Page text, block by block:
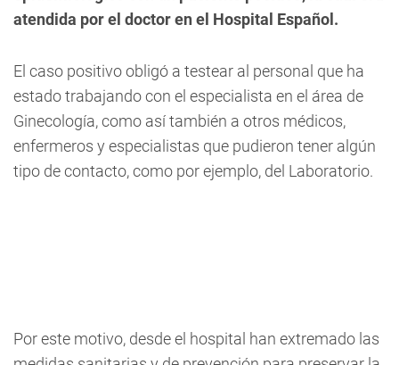
atendida por el doctor en el Hospital Español.
El caso positivo obligó a testear al personal que ha
estado trabajando con el especialista en el área de
Ginecología, como así también a otros médicos,
enfermeros y especialistas que pudieron tener algún
tipo de contacto, como por ejemplo, del Laboratorio.
Por este motivo, desde el hospital han extremado las